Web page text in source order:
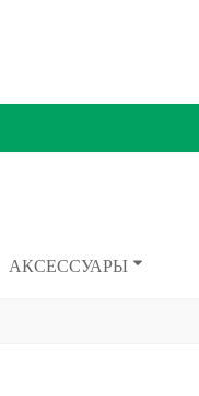
АКСЕССУАРЫ